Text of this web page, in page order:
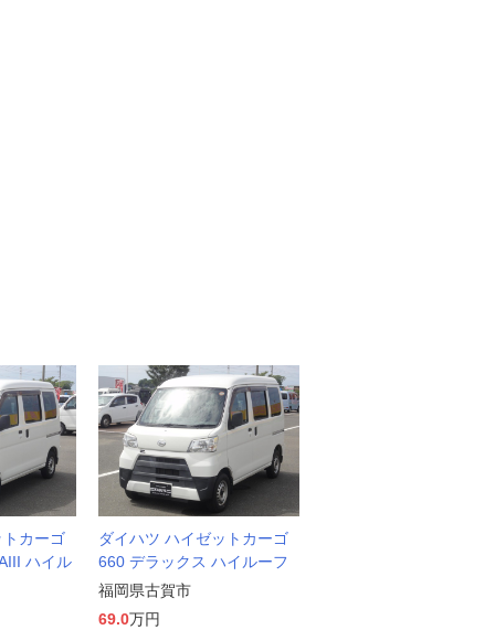
トカーゴ
ハイル
ダイハツ ハイゼットカーゴ
660 デラックス ハイルーフ
福岡県古賀市
69.0万円